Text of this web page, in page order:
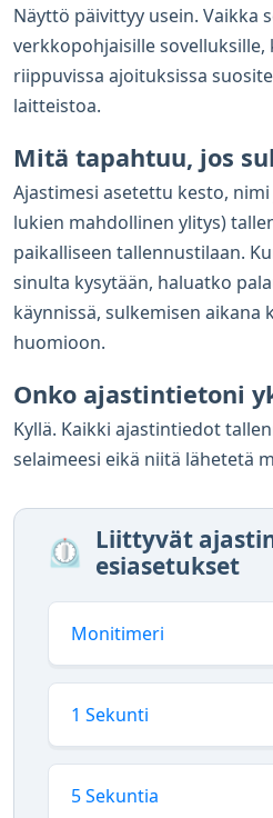
Näyttö päivittyy usein. Vaikka
verkkopohjaisille sovelluksille,
riippuvissa ajoituksissa
laitteistoa.
Mitä tapahtuu, jos
Ajastimesi asetettu kesto,
lukien mahdollinen ylitys)
paikalliseen tallennustilaan.
sinulta kysytään, haluatko
käynnissä, sulkemisen aikana
huomioon.
Onko ajastintietoni
Kyllä. Kaikki ajastintiedot
selaimeesi eikä niitä lähetetä
⏲️ Liittyvät
esiasetukset
Monitimeri
1 Sekunti
5 Sekuntia